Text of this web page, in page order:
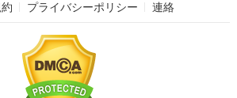
プライバシーポリシー 連絡